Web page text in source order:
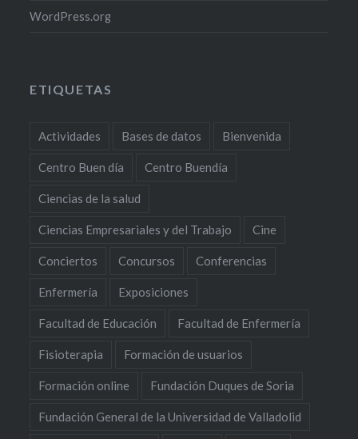
WordPress.org
ETIQUETAS
Actividades Bases de datos Bienvenida
Centro Buen día Centro Buendía
Ciencias de la salud
Ciencias Empresariales y del Trabajo Cine
Conciertos Concursos Conferencias
Enfermería Exposiciones
Facultad de Educación Facultad de Enfermería
Fisioterapia Formación de usuarios
Formación online Fundación Duques de Soria
Fundación General de la Universidad de Valladolid